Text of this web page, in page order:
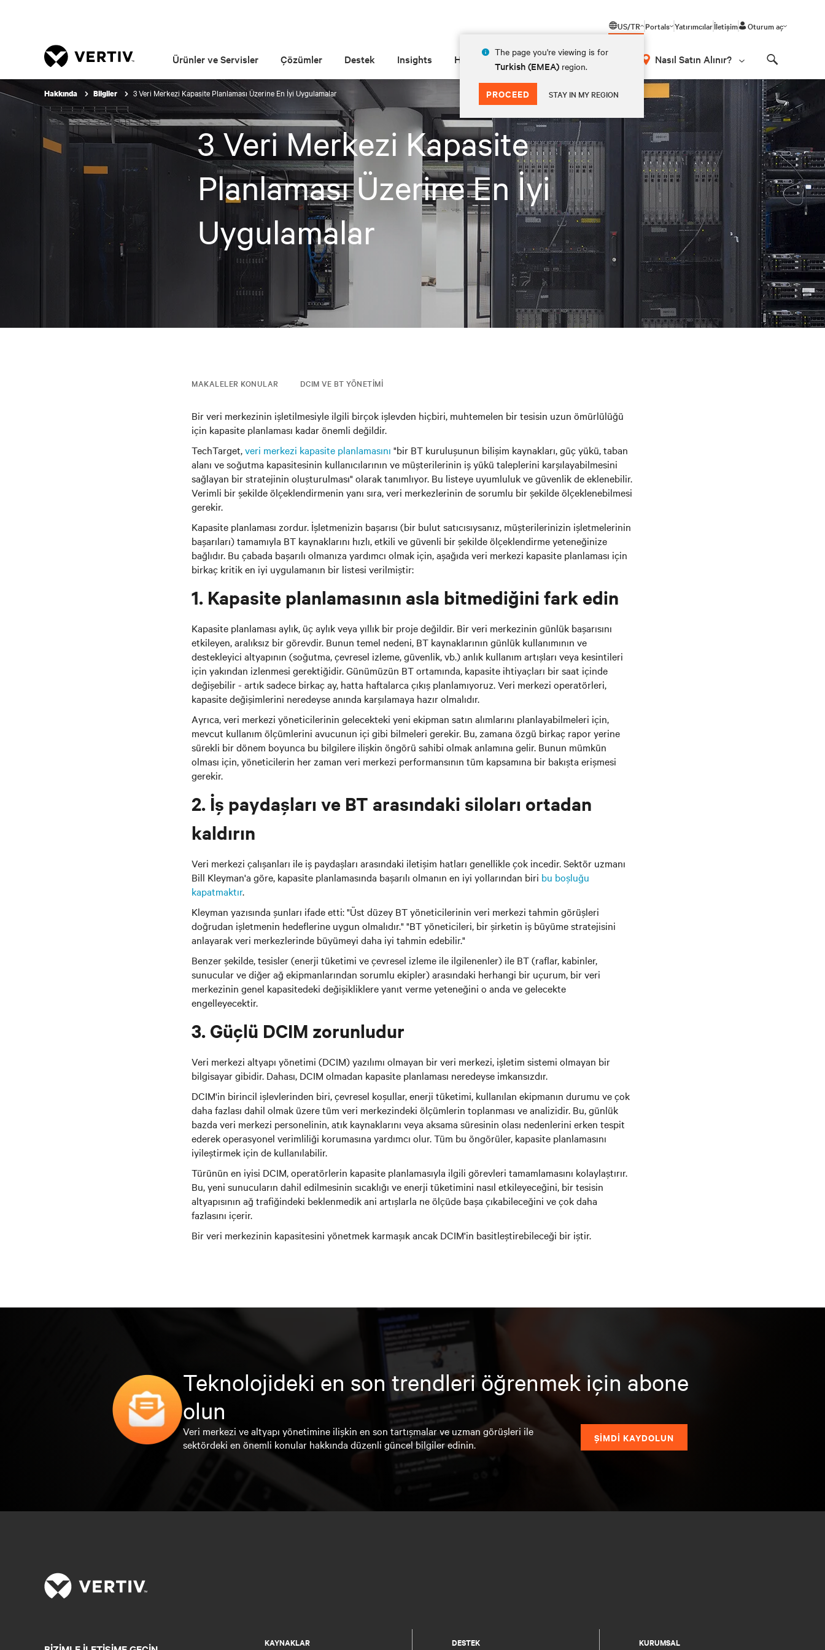
US/TR
The page you're viewing is for
Turkish (EMEA) region.
PROCEED STAY IN MY REGION
Portals Yatırımcılarİletişim Oturum aç
Ürünler ve Servisler Çözümler Destek Insights Hakkında Nasıl Satın Alınır?
Hakkında Bilgiler 3 Veri Merkezi Kapasite Planlaması Üzerine En İyi Uygulamalar
3 Veri Merkezi Kapasite
Planlaması Üzerine En İyi
Uygulamalar
MAKALELER KONULAR DCIM VE BT YÖNETIMI
Bir veri merkezinin işletilmesiyle ilgili birçok işlevden hiçbiri, muhtemelen bir tesisin uzun ömürlülüğü
için kapasite planlaması kadar önemli değildir.
TechTarget,veri merkezi kapasite planlamasını "bir BT kuruluşunun bilişim kaynakları, güç yükü, taban
alanı ve soğutma kapasitesinin kullanıcılarının ve müşterilerinin iş yükü taleplerini karşılayabilmesini
sağlayan bir stratejinin oluşturulması" olarak tanımlıyor. Bu listeye uyumluluk ve güvenlik de eklenebilir.
Verimli bir şekilde ölçeklendirmenin yanı sıra, veri merkezlerinin de sorumlu bir şekilde ölçeklenebilmesi
gerekir.
Kapasite planlaması zordur. İşletmenizin başarısı (bir bulut satıcısıysanız, müşterilerinizin işletmelerinin
başarıları) tamamıyla BT kaynaklarını hızlı, etkili ve güvenli bir şekilde ölçeklendirme yeteneğinize
bağlıdır. Bu çabada başarılı olmanıza yardımcı olmak için, aşağıda veri merkezi kapasite planlaması için
birkaç kritik en iyi uygulamanın bir listesi verilmiştir:
1. Kapasite planlamasının asla bitmediğini fark edin
Kapasite planlaması aylık, üç aylık veya yıllık bir proje değildir. Bir veri merkezinin günlük başarısını
etkileyen, aralıksız bir görevdir. Bunun temel nedeni, BT kaynaklarının günlük kullanımının ve
destekleyici altyapının (soğutma, çevresel izleme, güvenlik, vb.) anlık kullanım artışları veya kesintileri
için yakından izlenmesi gerektiğidir. Günümüzün BT ortamında, kapasite ihtiyaçları bir saat içinde
değişebilir - artık sadece birkaç ay, hatta haftalarca çıkış planlamıyoruz. Veri merkezi operatörleri,
kapasite değişimlerini neredeyse anında karşılamaya hazır olmalıdır.
Ayrıca, veri merkezi yöneticilerinin gelecekteki yeni ekipman satın alımlarını planlayabilmeleri için,
mevcut kullanım ölçümlerini avucunun içi gibi bilmeleri gerekir. Bu, zamana özgü birkaç rapor yerine
sürekli bir dönem boyunca bu bilgilere ilişkin öngörü sahibi olmak anlamına gelir. Bunun mümkün
olması için, yöneticilerin her zaman veri merkezi performansının tüm kapsamına bir bakışta erişmesi
gerekir.
2. İş paydaşları ve BT arasındaki siloları ortadan
kaldırın
Veri merkezi çalışanları ile iş paydaşları arasındaki iletişim hatları genellikle çok incedir. Sektör uzmanı
Bill Kleyman'a göre, kapasite planlamasında başarılı olmanın en iyi yollarından biri bu boşluğu
kapatmaktır.
Kleyman yazısında şunları ifade etti: "Üst düzey BT yöneticilerinin veri merkezi tahmin görüşleri
doğrudan işletmenin hedeflerine uygun olmalıdır." "BT yöneticileri, bir şirketin iş büyüme stratejisini
anlayarak veri merkezlerinde büyümeyi daha iyi tahmin edebilir."
Benzer şekilde, tesisler (enerji tüketimi ve çevresel izleme ile ilgilenenler) ile BT (raflar, kabinler,
sunucular ve diğer ağ ekipmanlarından sorumlu ekipler) arasındaki herhangi bir uçurum, bir veri
merkezinin genel kapasitedeki değişikliklere yanıt verme yeteneğini o anda ve gelecekte
engelleyecektir.
3. Güçlü DCIM zorunludur
Veri merkezi altyapı yönetimi (DCIM) yazılımı olmayan bir veri merkezi, işletim sistemi olmayan bir
bilgisayar gibidir. Dahası, DCIM olmadan kapasite planlaması neredeyse imkansızdır.
DCIM'in birincil işlevlerinden biri, çevresel koşullar, enerji tüketimi, kullanılan ekipmanın durumu ve çok
daha fazlası dahil olmak üzere tüm veri merkezindeki ölçümlerin toplanması ve analizidir. Bu, günlük
bazda veri merkezi personelinin, atık kaynaklarını veya aksama süresinin olası nedenlerini erken tespit
ederek operasyonel verimliliği korumasına yardımcı olur. Tüm bu öngörüler, kapasite planlamasını
iyileştirmek için de kullanılabilir.
Türünün en iyisi DCIM, operatörlerin kapasite planlamasıyla ilgili görevleri tamamlamasını kolaylaştırır.
Bu, yeni sunucuların dahil edilmesinin sıcaklığı ve enerji tüketimini nasıl etkileyeceğini, bir tesisin
altyapısının ağ trafiğindeki beklenmedik ani artışlarla ne ölçüde başa çıkabileceğini ve çok daha
fazlasını içerir.
Bir veri merkezinin kapasitesini yönetmek karmaşık ancak DCIM'in basitleştirebileceği bir iştir.
Teknolojideki en son trendleri öğrenmek için abone
olun
Veri merkezi ve altyapı yönetimine ilişkin en son tartışmalar ve uzman görüşleri ile
sektördeki en önemli konular hakkında düzenli güncel bilgiler edinin.
ŞİMDİ KAYDOLUN
KAYNAKLAR DESTEK KURUMSAL